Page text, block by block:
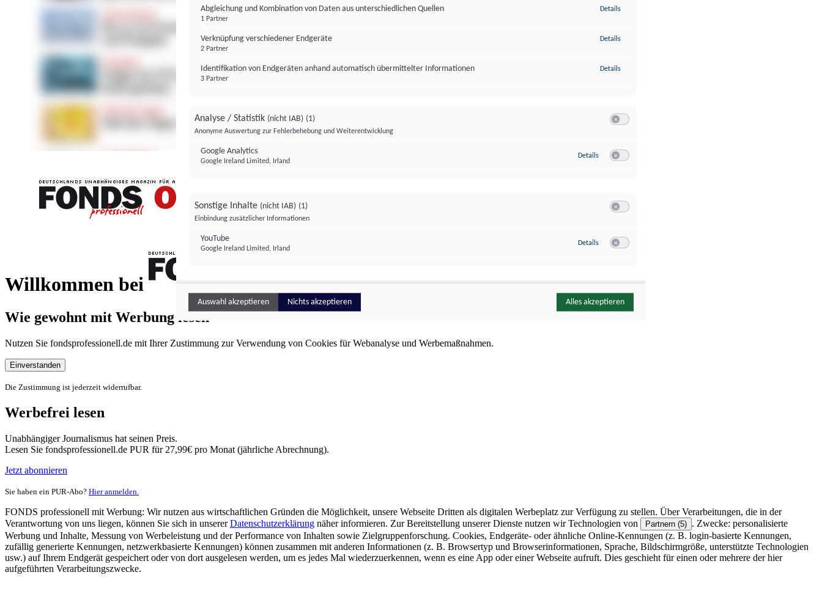
Willkommen bei
FONDS professionell
Wie gewohnt mit Werbung lesen
Nutzen Sie fondsprofessionell.de mit Ihrer Zustimmung zur Verwendung von Cookies für Webanalyse und Werbemaßnahmen.
Einverstanden
Die Zustimmung ist jederzeit widerrufbar.
Werbefrei lesen
Unabhängiger Journalismus hat seinen Preis.
Lesen Sie fondsprofessionell.de PUR für 27,99€ pro Monat (jährliche Abrechnung).
Jetzt abonnieren
Sie haben ein PUR-Abo? Hier anmelden.
FONDS professionell mit Werbung: Wir nutzen aus wirtschaftlichen Gründen die Möglichkeit, unsere Webseite Dritten als digitalen Werbeplatz zur Verfügung zu stellen. Über Verarbeitungen, die in der
Verantwortung von uns liegen, können Sie sich in unsererDatenschutzerklärung näher informieren. Zur Bereitstellung unserer Dienste nutzen wir Technologien von Partnern (5) . Zwecke: personalisierte
Werbung und Inhalte, Messung von Werbeleistung und der Performance von Inhalten sowie Zielgruppenforschung. Cookies, Endgeräte- oder ähnliche Online-Kennungen (z. B. login-basierte Kennungen,
zufällig generierte Kennungen, netzwerkbasierte Kennungen) können zusammen mit anderen Informationen (z. B. Browsertyp und Browserinformationen, Sprache, Bildschirmgröße, unterstützte Technologien
usw.) auf Ihrem Endgerät gespeichert oder von dort ausgelesen werden, um es jedes Mal wiederzuerkennen, wenn es eine App oder einer Webseite aufruft. Dies geschieht für einen oder mehrere der hier
aufgeführten Verarbeitungszwecke.
Abgleichung und Kombination von Daten aus unterschiedlichen Quellen
1 Partner
Details
Verknüpfung verschiedener Endgeräte
2 Partner
Details
Identifikation von Endgeräten anhand automatisch übermittelter Informationen
3 Partner
Details
Analyse / Statistik (nicht IAB) (1)
Anonyme Auswertung zur Fehlerbehebung und Weiterentwicklung
Google Analytics
Google Ireland Limited, Irland
Details zu Google Analytics
Sonstige Inhalte (nicht IAB) (1)
Einbindung zusätzlicher Informationen
YouTube
Google Ireland Limited, Irland
Details zu YouTube
Auswahl akzeptieren Nichts akzeptieren Alles akzeptieren